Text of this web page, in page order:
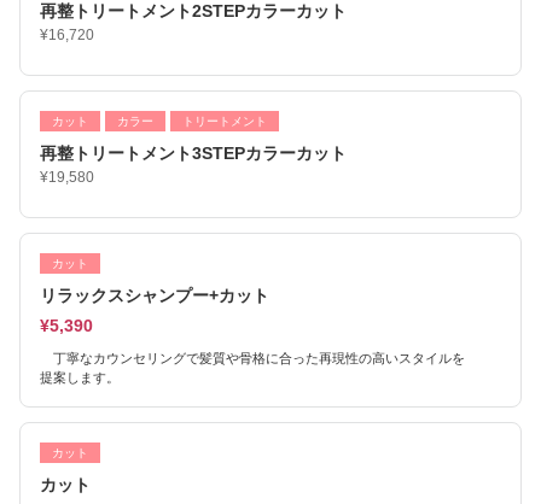
再整トリートメント2STEPカラーカット
¥16,720
カット カラー トリートメント
再整トリートメント3STEPカラーカット
¥19,580
カット
リラックスシャンプー+カット
¥5,390
丁寧なカウンセリングで髪質や骨格に合った再現性の高いスタイルを
提案します。
カット
カット